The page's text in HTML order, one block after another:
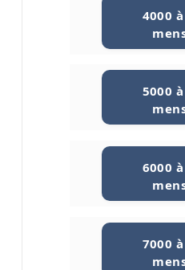
4000
5000
6000
7000